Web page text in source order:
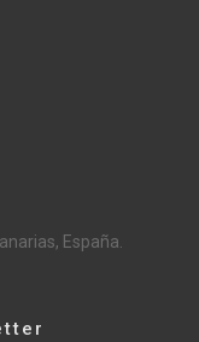
España.